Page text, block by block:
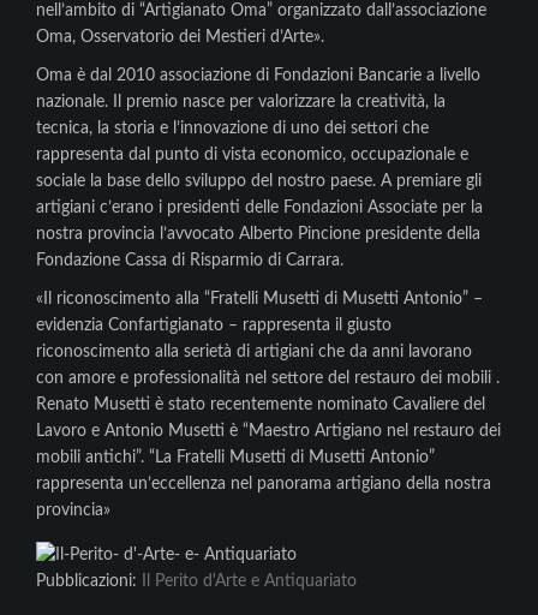
nell’ambito di “Artigianato Oma” organizzato dall’associazione
Oma, Osservatorio dei Mestieri d’Arte».
Oma è dal 2010 associazione di Fondazioni Bancarie a livello
nazionale. Il premio nasce per valorizzare la creatività, la
tecnica, la storia e l’innovazione di uno dei settori che
rappresenta dal punto di vista economico, occupazionale e
sociale la base dello sviluppo del nostro paese. A premiare gli
artigiani c’erano i presidenti delle Fondazioni Associate per la
nostra provincia l’avvocato Alberto Pincione presidente della
Fondazione Cassa di Risparmio di Carrara.
«Il riconoscimento alla “Fratelli Musetti di Musetti Antonio” –
evidenzia Confartigianato – rappresenta il giusto
riconoscimento alla serietà di artigiani che da anni lavorano
con amore e professionalità nel settore del restauro dei mobili .
Renato Musetti è stato recentemente nominato Cavaliere del
Lavoro e Antonio Musetti è “Maestro Artigiano nel restauro dei
mobili antichi”. “La Fratelli Musetti di Musetti Antonio”
rappresenta un’eccellenza nel panorama artigiano della nostra
provincia»
Pubblicazioni: Il Perito d'Arte e Antiquariato